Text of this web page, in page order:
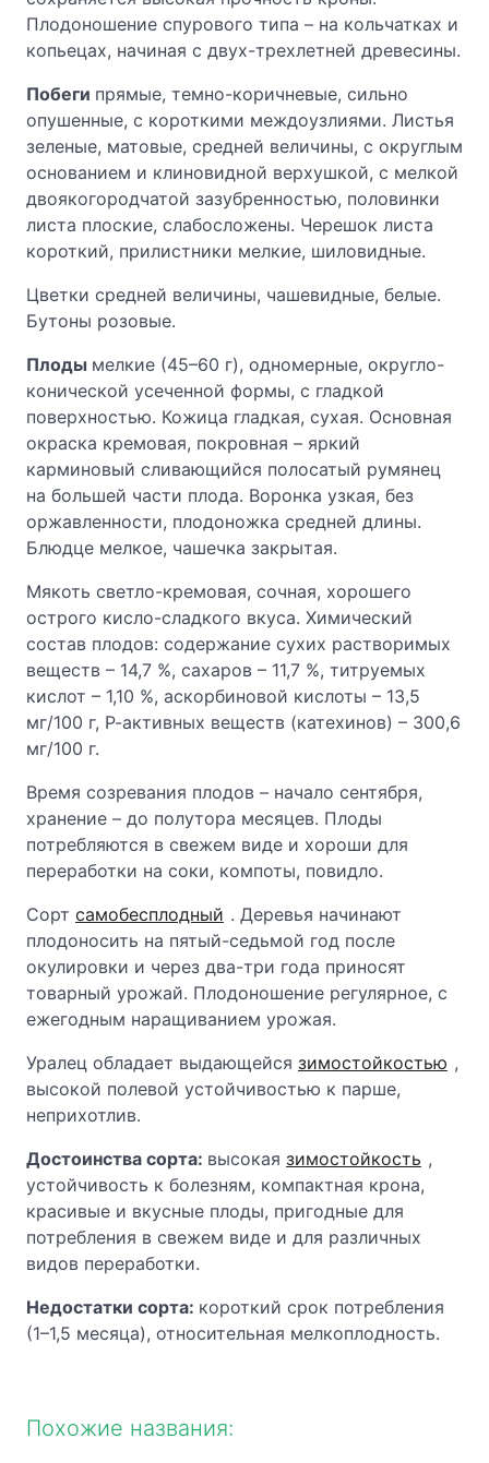
Плодоношение спурового типа – на кольчатках и
копьецах, начиная с двух-трехлетней древесины.
Побеги прямые, темно-коричневые, сильно
опушенные, с короткими междоузлиями. Листья
зеленые, матовые, средней величины, с округлым
основанием и клиновидной верхушкой, с мелкой
двоякогородчатой зазубренностью, половинки
листа плоские, слабосложены. Черешок листа
короткий, прилистники мелкие, шиловидные.
Цветки средней величины, чашевидные, белые.
Бутоны розовые.
Плоды мелкие (45–60 г), одномерные, округло-
конической усеченной формы, с гладкой
поверхностью. Кожица гладкая, сухая. Основная
окраска кремовая, покровная – яркий
карминовый сливающийся полосатый румянец
на большей части плода. Воронка узкая, без
оржавленности, плодоножка средней длины.
Блюдце мелкое, чашечка закрытая.
Мякоть светло-кремовая, сочная, хорошего
острого кисло-сладкого вкуса. Химический
состав плодов: содержание сухих растворимых
веществ – 14,7 %, сахаров – 11,7 %, титруемых
кислот – 1,10 %, аскорбиновой кислоты – 13,5
мг/100 г, Р-активных веществ (катехинов) – 300,6
мг/100 г.
Время созревания плодов – начало сентября,
хранение – до полутора месяцев. Плоды
потребляются в свежем виде и хороши для
переработки на соки, компоты, повидло.
Сорт самобесплодный . Деревья начинают
плодоносить на пятый-седьмой год после
окулировки и через два-три года приносят
товарный урожай. Плодоношение регулярное, с
ежегодным наращиванием урожая.
Уралец обладает выдающейся зимостойкостью ,
высокой полевой устойчивостью к парше,
неприхотлив.
Достоинства сорта: высокая зимостойкость ,
устойчивость к болезням, компактная крона,
красивые и вкусные плоды, пригодные для
потребления в свежем виде и для различных
видов переработки.
Недостатки сорта: короткий срок потребления
(1–1,5 месяца), относительная мелкоплодность.
Похожие названия: